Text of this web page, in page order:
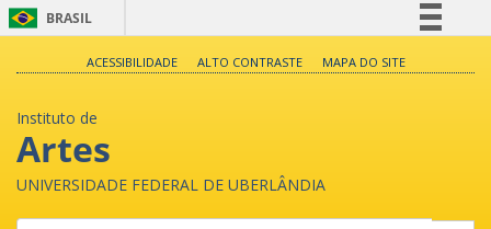
BRASIL
Legislação
Canais
ACESSIBILIDADE ALTO CONTRASTE MAPA DO SITE
Instituto de
Artes
UNIVERSIDADE FEDERAL DE UBERLÂNDIA